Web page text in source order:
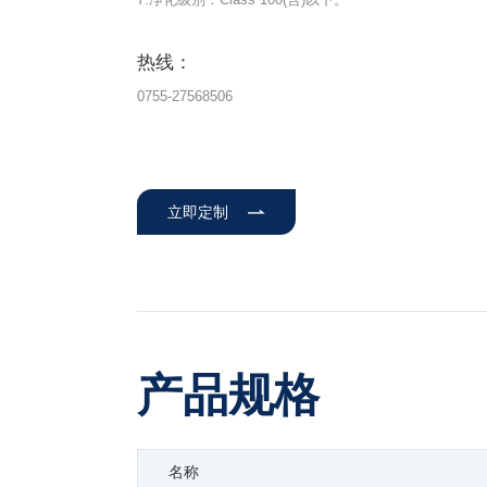
热线：
0755-27568506
立即定制
产品规格
名称